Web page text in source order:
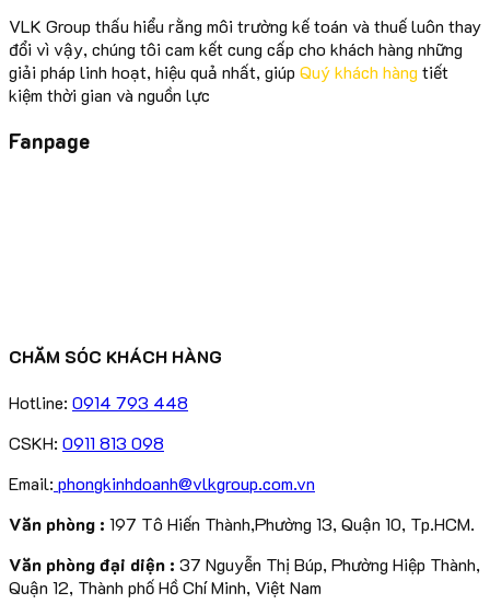
VLK Group thấu hiểu rằng môi trường kế toán và thuế luôn thay
đổi vì vậy, chúng tôi cam kết cung cấp cho khách hàng những
giải pháp linh hoạt, hiệu quả nhất, giúp Quý khách hàng tiết
kiệm thời gian và nguồn lực
Fanpage
CHĂM SÓC KHÁCH HÀNG
Hotline: 0914 793 448
CSKH: 0911 813 098
Email: phongkinhdoanh@vlkgroup.com.vn
Văn phòng : 197 Tô Hiến Thành,Phường 13, Quận 10, Tp.HCM.
Văn phòng đại diện : 37 Nguyễn Thị Búp, Phường Hiệp Thành,
Quận 12, Thành phố Hồ Chí Minh, Việt Nam